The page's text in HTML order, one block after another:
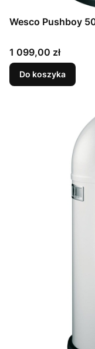
Wesco Pushboy
Cena
1 099,00 zł
Do koszyka